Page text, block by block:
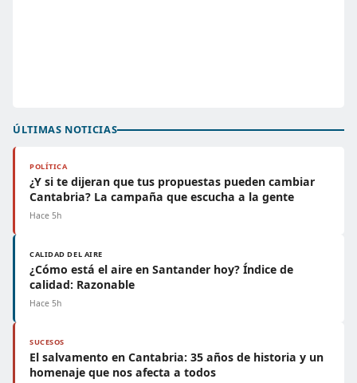
ÚLTIMAS NOTICIAS
POLÍTICA
¿Y si te dijeran que tus propuestas pueden cambiar
Cantabria? La campaña que escucha a la gente
Hace 5h
CALIDAD DEL AIRE
¿Cómo está el aire en Santander hoy? Índice de
calidad: Razonable
Hace 5h
SUCESOS
El salvamento en Cantabria: 35 años de historia y un
homenaje que nos afecta a todos